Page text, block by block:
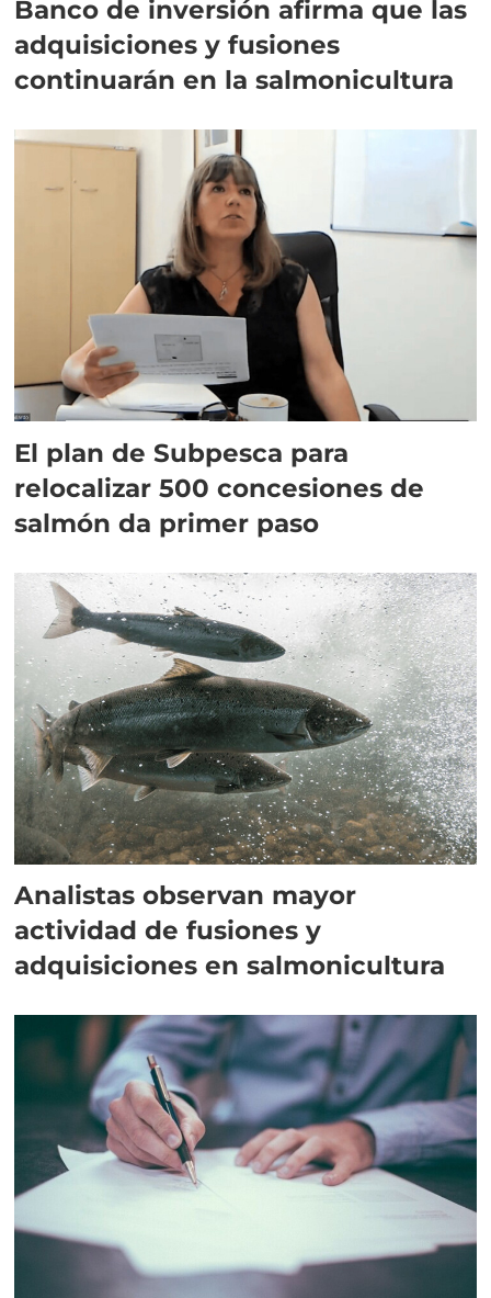
Banco de inversión afirma que las
adquisiciones y fusiones
continuarán en la salmonicultura
El plan de Subpesca para
relocalizar 500 concesiones de
salmón da primer paso
Analistas observan mayor
actividad de fusiones y
adquisiciones en salmonicultura